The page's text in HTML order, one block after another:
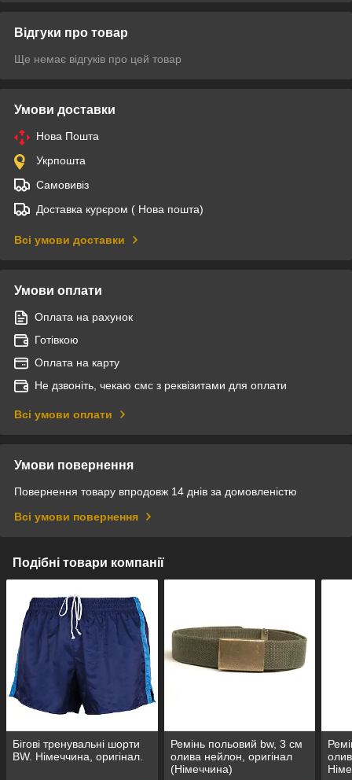
Відгуки про товар
Ще немає відгуків про цей товар
Умови доставки
Нова Пошта
Укрпошта
Самовивіз
Доставка курєром ( Нова пошта)
Всі умови доставки
Умови оплати
Оплата на рахунок
Готівкою
Оплата на карту
Не дзвоніть, чекаю смс з реквізитами для оплати
Всі умови оплати
Умови повернення
Повернення товару впродовж 14 днів за домовленістю
Всі умови повернення
Подібні товари компанії
Бігові тренувальні шорти
BW. Німеччина, оригінал.
Ремінь польовий bw, 3 см
олива нейлон, оригінал
(Німеччина)